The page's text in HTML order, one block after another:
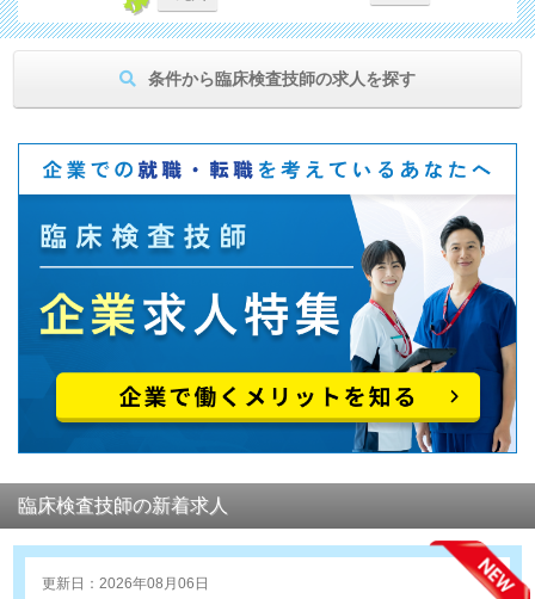
条件から臨床検査技師の求人を探す
臨床検査技師の新着求人
更新日：2026年08月06日